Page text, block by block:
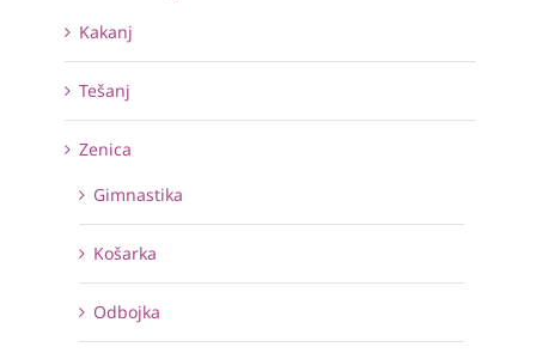
Kakanj
Tešanj
Zenica
Gimnastika
Košarka
Odbojka